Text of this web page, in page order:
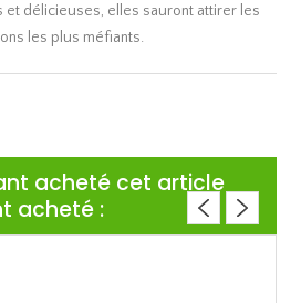
et délicieuses, elles sauront attirer les
les plus méfiants.
acheté cet article
acheté :